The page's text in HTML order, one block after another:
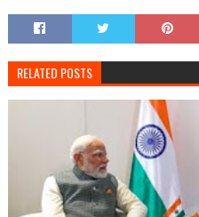
RELATED POSTS